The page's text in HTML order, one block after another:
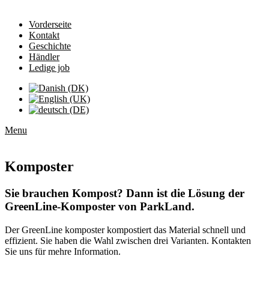
Vorderseite
Kontakt
Geschichte
Händler
Ledige job
Menu
Komposter
Sie brauchen Kompost? Dann ist die Lösung der
GreenLine-Komposter von ParkLand.
Der GreenLine komposter kompostiert das Material schnell und
effizient. Sie haben die Wahl zwischen drei Varianten. Kontakten
Sie uns für mehre Information.